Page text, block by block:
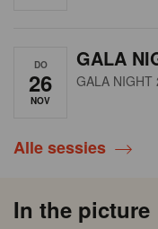
DO
26
NOV
GALA
GALA NIGHT
Alle sessies
In the picture